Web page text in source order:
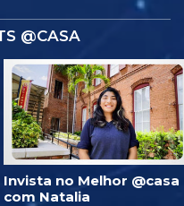
@CASA
Invista no Melhor @casa
com Natalia